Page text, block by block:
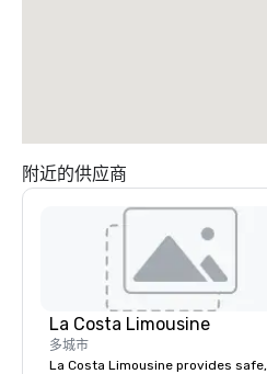
附近的供应商
La Costa Limousine
多城市
La Costa Limousine provides safe,